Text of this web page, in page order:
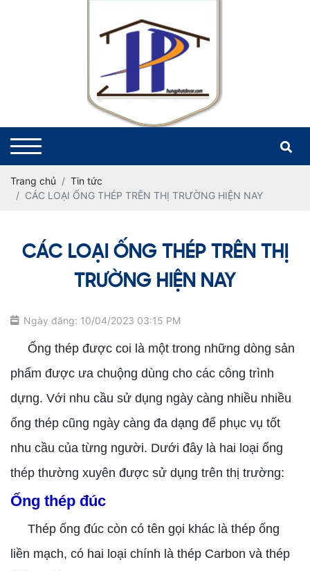
Trang chủ
Tin tức
CÁC LOẠI ỐNG THÉP TRÊN THỊ TRƯỜNG HIỆN NAY
CÁC LOẠI ỐNG THÉP TRÊN THỊ
TRƯỜNG HIỆN NAY
Ngày đăng: 10/04/2023 03:15 PM
Ống thép được coi là một trong những dòng sản
phẩm được ưa chuộng dùng cho các công trình
dựng. Với nhu cầu sử dụng ngày càng nhiều nhiều
ống thép cũng ngày càng đa dạng để phục vụ tốt
nhu cầu của từng người. Dưới đây là hai loại ống
thép thường xuyên được sử dụng trên thị trường:
Ống thép đúc
Thép ống đúc còn có tên gọi khác là thép ống
liền mạch, có hai loại chính là thép Carbon và thép